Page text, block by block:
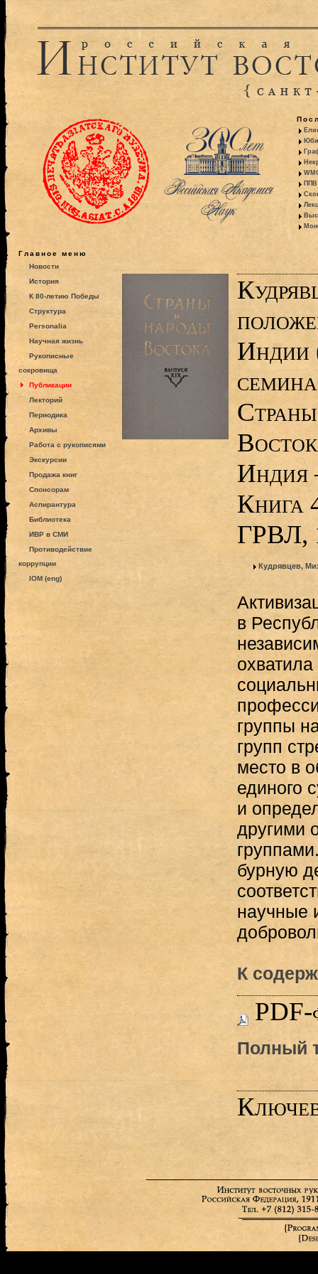
ППВ
Главное меню
Новости
История
К 80-летию Победы
Структура
Personalia
Научная жизнь
Рукописные
сокровища
Публикации
Лекторий
Периодика
Архивы
Работа с рукописями
Экскурсии
Продажа книг
Спонсорам
Аспирантура
Библиотека
ИВР в СМИ
Противодействие
коррупции
IOM (eng)
Индии
Индия
Книга
ГРВЛ,
Кудрявцев,
в
группы
групп
место в
единого
и
другими
бурную
научные
К
PDF-
Полный